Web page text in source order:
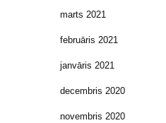
marts 2021
februāris 2021
janvāris 2021
decembris 2020
novembris 2020